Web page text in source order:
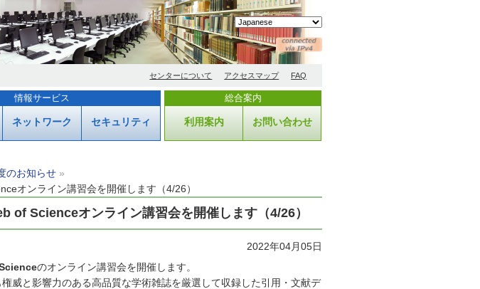
センターについて アクセスマップ FAQ
情報サービス
ネットワーク セキュリティ
総合案内
利用案内 お問い合わせ
のお知らせ
オンライン講習会を開催します（4/26）
of Scienceオンライン講習会を開催します（4/26）
2022年04月05日
のオンライン講習会を開催します。
威と影響力のある高品質な学術雑誌を厳選して収録した引用・文献デ